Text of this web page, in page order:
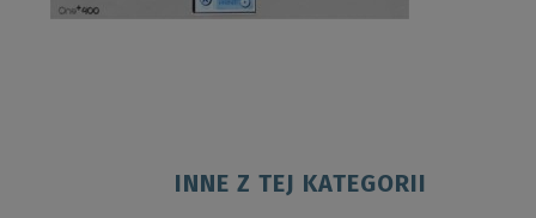
INNE Z TEJ KATEGORII